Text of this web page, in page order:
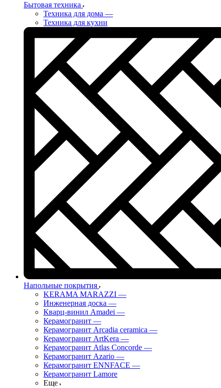
Бытовая техника
Техника для дома —
Техника для кухни
Напольные покрытия
KERAMA MARAZZI —
Инженерная доска —
Кварц-винил Amadei —
Керамогранит —
Керамогранит Arcadia ceramica —
Керамогранит ArtKera —
Керамогранит Atlas Concorde —
Керамогранит Azario —
Керамогранит ENNFACE —
Керамогранит Lamore
Еще